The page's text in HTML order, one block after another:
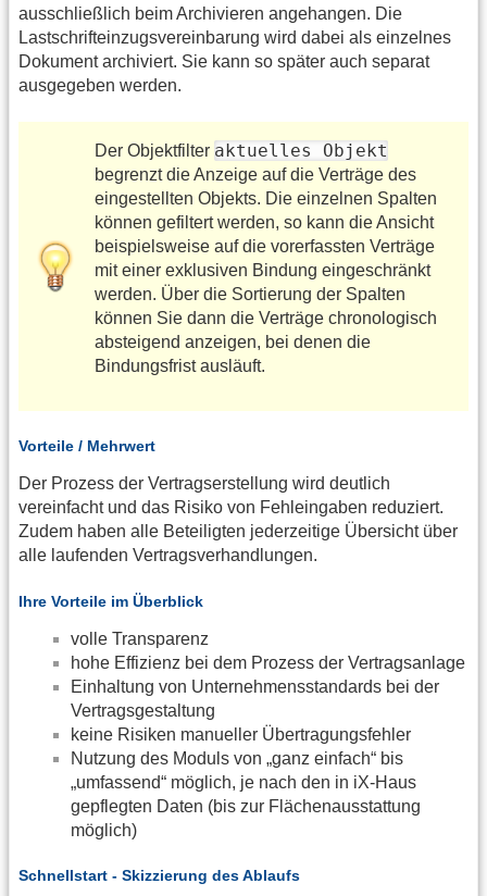
ausschließlich beim Archivieren angehangen. Die
Lastschrifteinzugsvereinbarung wird dabei als einzelnes
Dokument archiviert. Sie kann so später auch separat
ausgegeben werden.
Der Objektfilter aktuelles Objekt
begrenzt die Anzeige auf die Verträge des
eingestellten Objekts. Die einzelnen Spalten
können gefiltert werden, so kann die Ansicht
beispielsweise auf die vorerfassten Verträge
mit einer exklusiven Bindung eingeschränkt
werden. Über die Sortierung der Spalten
können Sie dann die Verträge chronologisch
absteigend anzeigen, bei denen die
Bindungsfrist ausläuft.
Vorteile / Mehrwert
Der Prozess der Vertragserstellung wird deutlich
vereinfacht und das Risiko von Fehleingaben reduziert.
Zudem haben alle Beteiligten jederzeitige Übersicht über
alle laufenden Vertragsverhandlungen.
Ihre Vorteile im Überblick
volle Transparenz
hohe Effizienz bei dem Prozess der Vertragsanlage
Einhaltung von Unternehmensstandards bei der
Vertragsgestaltung
keine Risiken manueller Übertragungsfehler
Nutzung des Moduls von „ganz einfach“ bis
„umfassend“ möglich, je nach den in iX-Haus
gepflegten Daten (bis zur Flächenausstattung
möglich)
Schnellstart - Skizzierung des Ablaufs